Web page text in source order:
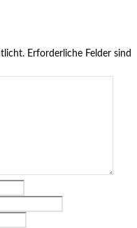
Erforderliche Felder sind